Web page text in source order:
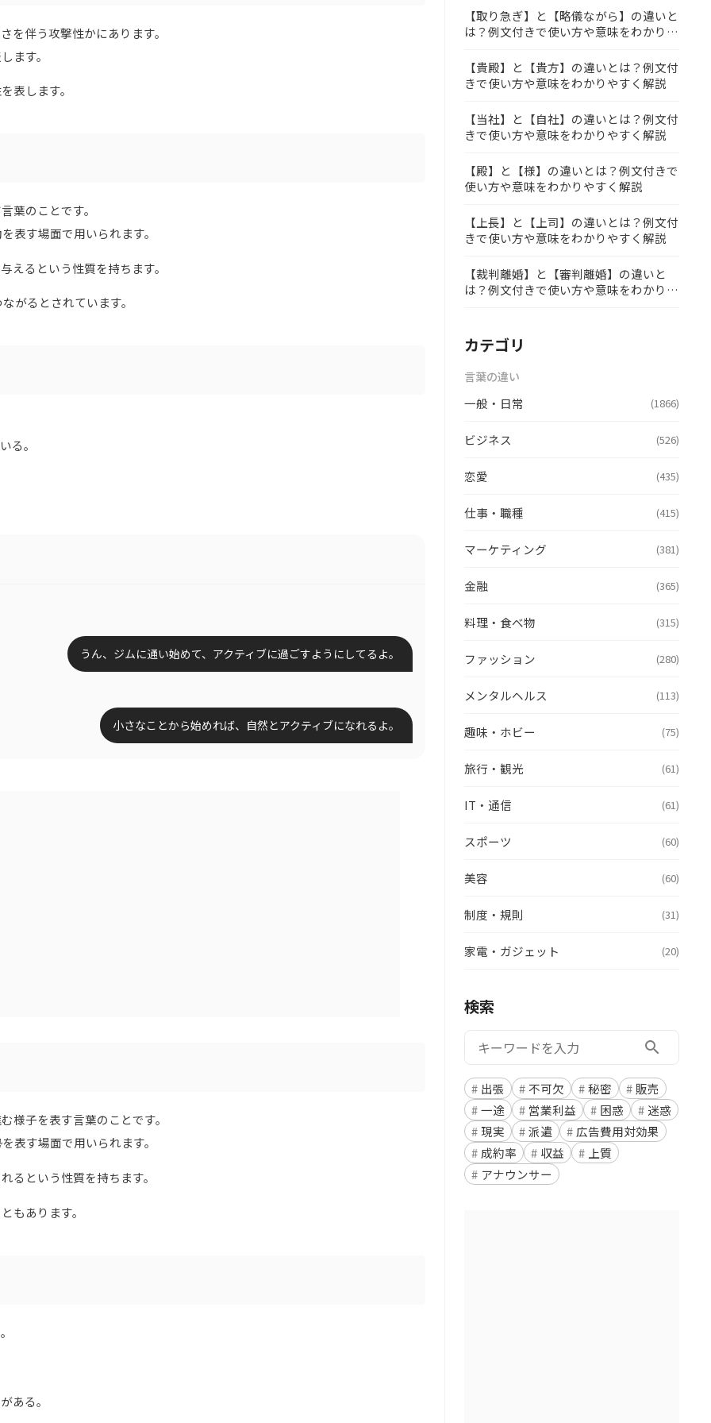
を伴う攻撃性かにあります。
ます。
表します。
葉のことです。
表す場面で用いられます。
えるという性質を持ちます。
がるとされています。
る。
うん、ジムに通い始めて、アクティブに過ごすようにしてるよ。
小さなことから始めれば、自然とアクティブになれるよ。
様子を表す言葉のことです。
表す場面で用いられます。
るという性質を持ちます。
もあります。
ある。
【取り急ぎ】と【略儀ながら】の違いと
は？例文付きで使い方や意味をわかりや
【貴殿】と【貴方】の違いとは？例文付
きで使い方や意味をわかりやすく解説
【当社】と【自社】の違いとは？例文付
きで使い方や意味をわかりやすく解説
【殿】と【様】の違いとは？例文付きで
使い方や意味をわかりやすく解説
【上長】と【上司】の違いとは？例文付
きで使い方や意味をわかりやすく解説
【裁判離婚】と【審判離婚】の違いと
は？例文付きで使い方や意味をわかりや
カテゴリ
言葉の違い
一般・日常 (1866)
ビジネス (526)
恋愛 (435)
仕事・職種 (415)
マーケティング (381)
金融 (365)
料理・食べ物 (315)
ファッション (280)
メンタルヘルス (113)
趣味・ホビー (75)
旅行・観光 (61)
IT・通信 (61)
スポーツ (60)
美容 (60)
制度・規則 (31)
家電・ガジェット (20)
検索
検索: search
出張 不可欠 秘密
販売
一途
営業利益 困惑
迷惑
現実
派遣
広告費用対効果
成約率
収益
上質
アナウンサー